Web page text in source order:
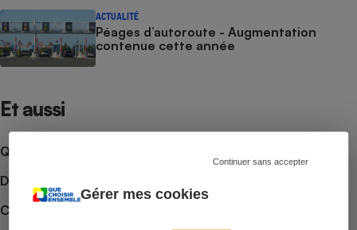
Gérer mes cookies
Continuer sans accepter
ACTUALITÉ
Péages d’autoroute - Augmentation
contenue cette année
Et aussi
Que faire en cas de litige ?
Découvrir le forum
Consulter nos Actualités